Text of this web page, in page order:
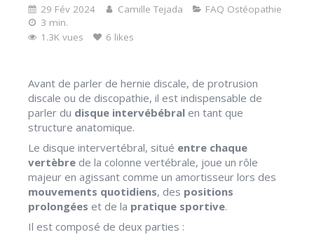
29 Fév 2024 Camille Tejada
FAQ Ostéopathie
3 min.
1.3K vues
6 likes
Avant de parler de hernie discale, de protrusion
discale ou de discopathie, il est indispensable de
parler du disque intervébébral en tant que
structure anatomique.
Le disque intervertébral, situé entre chaque
vertèbre de la colonne vertébrale, joue un rôle
majeur en agissant comme un amortisseur lors des
mouvements quotidiens, des positions
prolongées et de la pratique sportive.
Il est composé de deux parties :